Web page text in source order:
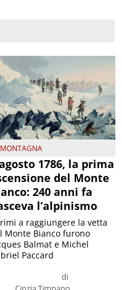
MONTAGNA
1786, la prima
del Monte
240 anni fa
l’alpinismo
di
a raggiungere la vetta
Monte Bianco furono
Balmat e Michel
Paccard